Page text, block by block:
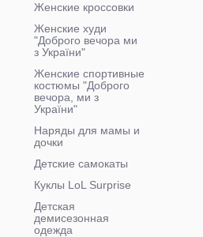
Женские кроссовки
Женские худи
"Доброго вечора ми
з України"
Женские спортивные
костюмы "Доброго
вечора, ми з
України"
Наряды для мамы и
дочки
Детские самокаты
Куклы LoL Surprise
Детская
демисезонная
одежда